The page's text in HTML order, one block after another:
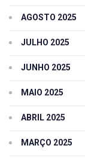
AGOSTO 2025
JULHO 2025
JUNHO 2025
MAIO 2025
ABRIL 2025
MARÇO 2025